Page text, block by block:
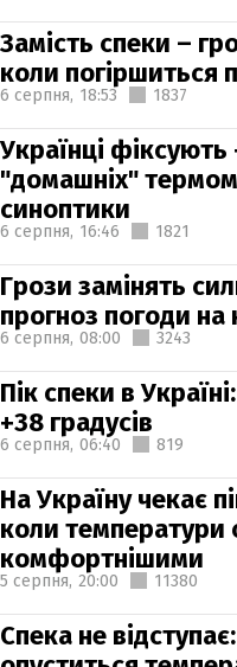
Замість спеки –
коли погіршиться
6 серпня, 18:53 1837
Українці фіксують
"домашніх"
синоптики
6 серпня, 16:46 1821
Грози замінять
прогноз погоди на
6 серпня, 08:00 3243
Пік спеки в
+38 градусів
6 серпня, 06:40 819
На Україну чекає
коли температури
комфортнішими
5 серпня, 20:00 11380
Спека не